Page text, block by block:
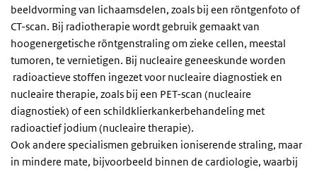
beeldvorming van lichaamsdelen, zoals bij een röntgenfoto of
CT-scan. Bij radiotherapie wordt gebruik gemaakt van
hoogenergetische röntgenstraling om zieke cellen, meestal
tumoren, te vernietigen. Bij nucleaire geneeskunde worden
radioactieve stoffen ingezet voor nucleaire diagnostiek en
nucleaire therapie, zoals bij een PET-scan (nucleaire
diagnostiek) of een schildklierkankerbehandeling met
radioactief jodium (nucleaire therapie).
Ook andere specialismen gebruiken ioniserende straling, maar
in mindere mate, bijvoorbeeld binnen de cardiologie, waarbij